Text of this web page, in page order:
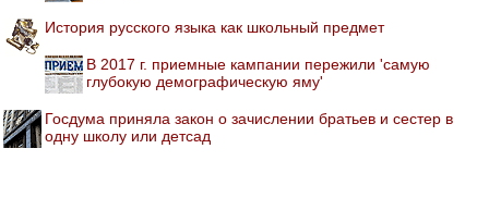
История русского языка как школьный предмет
В 2017 г. приемные кампании пережили 'самую
глубокую демографическую яму'
Госдума приняла закон о зачислении братьев и сестер в
одну школу или детсад